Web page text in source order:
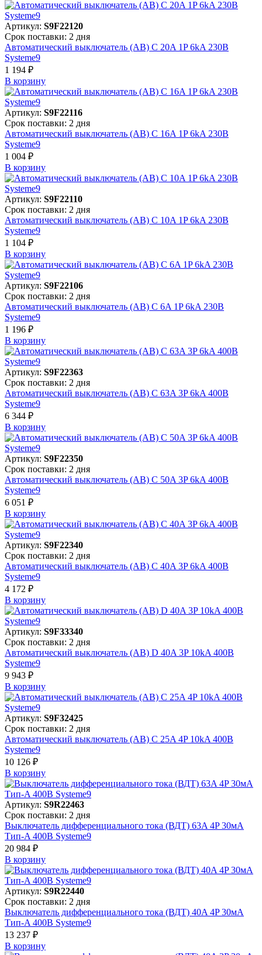
Артикул: S9F22120
Срок поставки: 2 дня
Автоматический выключатель (АВ) C 20A 1P 6kA 230В
Systeme9
1 194 ₽
В корзинy
Артикул: S9F22116
Срок поставки: 2 дня
Автоматический выключатель (АВ) C 16A 1P 6kA 230В
Systeme9
1 004 ₽
В корзинy
Артикул: S9F22110
Срок поставки: 2 дня
Автоматический выключатель (АВ) C 10A 1P 6kA 230В
Systeme9
1 104 ₽
В корзинy
Артикул: S9F22106
Срок поставки: 2 дня
Автоматический выключатель (АВ) C 6A 1P 6kA 230В
Systeme9
1 196 ₽
В корзинy
Артикул: S9F22363
Срок поставки: 2 дня
Автоматический выключатель (АВ) C 63A 3P 6kA 400В
Systeme9
6 344 ₽
В корзинy
Артикул: S9F22350
Срок поставки: 2 дня
Автоматический выключатель (АВ) C 50A 3P 6kA 400В
Systeme9
6 051 ₽
В корзинy
Артикул: S9F22340
Срок поставки: 2 дня
Автоматический выключатель (АВ) C 40A 3P 6kA 400В
Systeme9
4 172 ₽
В корзинy
Артикул: S9F33340
Срок поставки: 2 дня
Автоматический выключатель (АВ) D 40A 3P 10kA 400В
Systeme9
9 943 ₽
В корзинy
Артикул: S9F32425
Срок поставки: 2 дня
Автоматический выключатель (АВ) C 25A 4P 10kA 400В
Systeme9
10 126 ₽
В корзинy
Артикул: S9R22463
Срок поставки: 2 дня
Выключатель дифференциального тока (ВДТ) 63A 4P 30мА
Тип-A 400В Systeme9
20 984 ₽
В корзинy
Артикул: S9R22440
Срок поставки: 2 дня
Выключатель дифференциального тока (ВДТ) 40A 4P 30мА
Тип-A 400В Systeme9
13 237 ₽
В корзинy